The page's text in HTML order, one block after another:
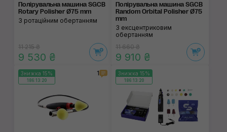
Полірувальна машина SGCB
Rotary Polisher Ø75 mm
З ротаційним обертанням
11 215 ₴
9 530 ₴
Полірувальна машина SGCB
Random Orbital Polisher Ø75
mm
З ексцентриковим
обертанням
11 660 ₴
9 910 ₴
Знижка 15%
186:13:19
1 Знижка 15%
186:13:19